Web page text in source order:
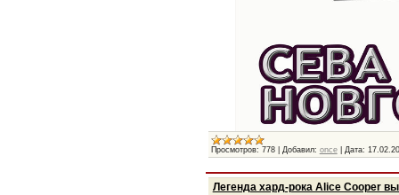
Просмотров: 778 Добавил: once Дата:
Легенда хард-рока Alice Cooper